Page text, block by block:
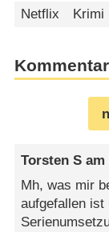
Netflix Krimi
Torsten S am
Mh, was mir
aufgefallen ist